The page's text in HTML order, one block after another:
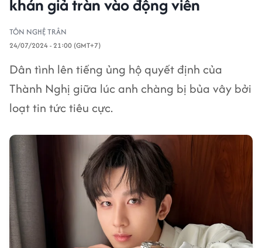
khán giả tràn vào động viên
TÔN NGHỆ TRÂN
24/07/2024 - 21:00 (GMT+7)
Dân tình lên tiếng ủng hộ quyết định của
Thành Nghị giữa lúc anh chàng bị bủa vây bởi
loạt tin tức tiêu cực.